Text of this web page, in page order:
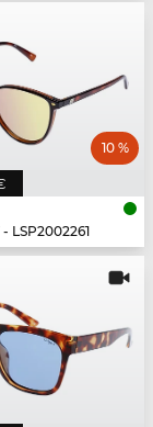
10 %
LSP2002261